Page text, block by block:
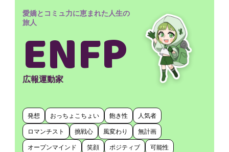
愛嬌とコミュ力に恵まれた人生の
旅人
ENFP
広報運動家
発想 おっちょこちょい 飽き性
人気者
ロマンチスト
挑戦心 風変わり
無計画
オープンマインド
笑顔 ポジティブ
可能性